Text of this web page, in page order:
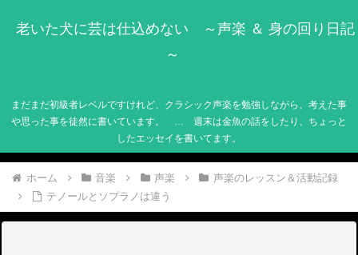
老いた犬に芸は仕込めない ～声楽 ＆ 身の回り日記
～
まだまだ初級者レベルですけれど、クラシック声楽を勉強しながら、考えた事
や思った事を徒然に書いています。 … 週末は金魚の話をしたり、ちょっと
したエッセイを書いてます。
ホーム 音楽 声楽
声楽のレッスン＆活動記録
テノールとソプラノは違う